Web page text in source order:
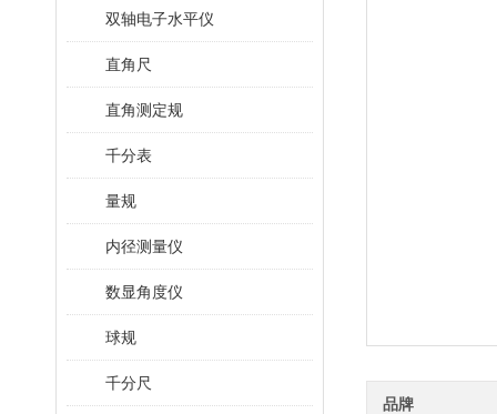
双轴电子水平仪
直角尺
直角测定规
千分表
量规
内径测量仪
数显角度仪
球规
千分尺
品牌